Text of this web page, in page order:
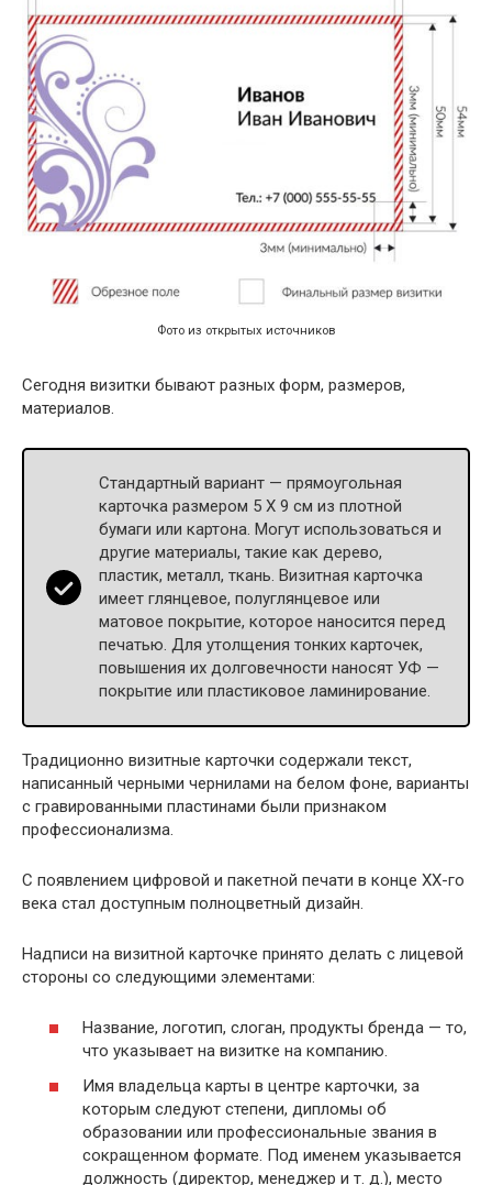
Фото из открытых источников
Сегодня визитки бывают разных форм, размеров,
материалов.
Стандартный вариант — прямоугольная
карточка размером 5 Х 9 см из плотной
бумаги или картона. Могут использоваться и
другие материалы, такие как дерево,
пластик, металл, ткань. Визитная карточка
имеет глянцевое, полуглянцевое или
матовое покрытие, которое наносится перед
печатью. Для утолщения тонких карточек,
повышения их долговечности наносят УФ —
покрытие или пластиковое ламинирование.
Традиционно визитные карточки содержали текст,
написанный черными чернилами на белом фоне, варианты
с гравированными пластинами были признаком
профессионализма.
С появлением цифровой и пакетной печати в конце XX-го
века стал доступным полноцветный дизайн.
Надписи на визитной карточке принято делать с лицевой
стороны со следующими элементами:
Название, логотип, слоган, продукты бренда — то,
что указывает на визитке на компанию.
Имя владельца карты в центре карточки, за
которым следуют степени, дипломы об
образовании или профессиональные звания в
сокращенном формате. Под именем указывается
должность (директор, менеджер и т. д.), место